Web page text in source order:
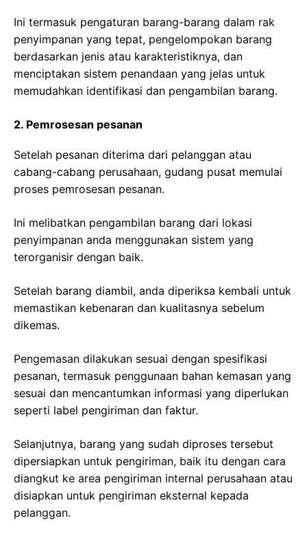
Ini termasuk pengaturan barang-barang dalam rak
penyimpanan yang tepat, pengelompokan barang
berdasarkan jenis atau karakteristiknya, dan
menciptakan sistem penandaan yang jelas untuk
memudahkan identifikasi dan pengambilan barang.
2. Pemrosesan pesanan
Setelah pesanan diterima dari pelanggan atau
cabang-cabang perusahaan, gudang pusat memulai
proses pemrosesan pesanan.
Ini melibatkan pengambilan barang dari lokasi
penyimpanan anda menggunakan sistem yang
terorganisir dengan baik.
Setelah barang diambil, anda diperiksa kembali untuk
memastikan kebenaran dan kualitasnya sebelum
dikemas.
Pengemasan dilakukan sesuai dengan spesifikasi
pesanan, termasuk penggunaan bahan kemasan yang
sesuai dan mencantumkan informasi yang diperlukan
seperti label pengiriman dan faktur.
Selanjutnya, barang yang sudah diproses tersebut
dipersiapkan untuk pengiriman, baik itu dengan cara
diangkut ke area pengiriman internal perusahaan atau
disiapkan untuk pengiriman eksternal kepada
pelanggan.